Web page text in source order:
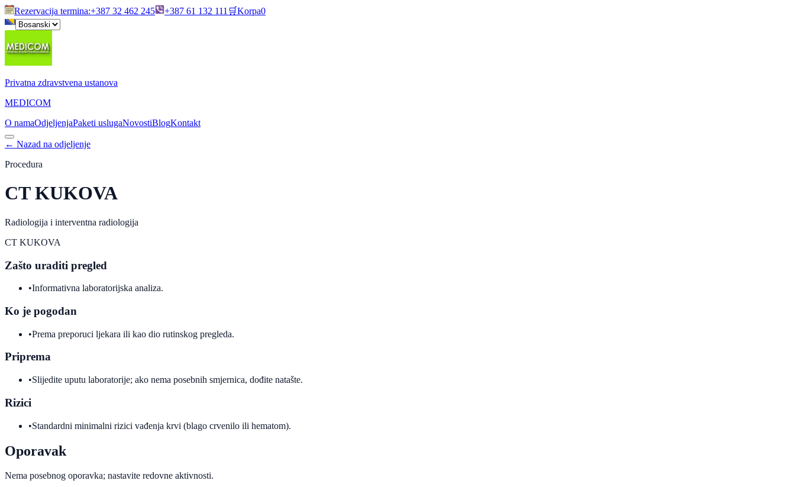
Rezervacija termina:+387 32 462 245 +387 61 132 111 🛒Korpa0
Privatna zdravstvena ustanova
MEDICOM
O namaOdjeljenjaPaketi uslugaNovostiBlogKontakt
← Nazad na odjeljenje
Procedura
CT KUKOVA
Radiologija i interventna radiologija
CT KUKOVA
Zašto uraditi pregled
•Informativna laboratorijska analiza.
Ko je pogodan
•Prema preporuci ljekara ili kao dio rutinskog pregleda.
Priprema
•Slijedite uputu laboratorije; ako nema posebnih smjernica, dođite natašte.
Rizici
•Standardni minimalni rizici vađenja krvi (blago crvenilo ili hematom).
Oporavak
Nema posebnog oporavka; nastavite redovne aktivnosti.